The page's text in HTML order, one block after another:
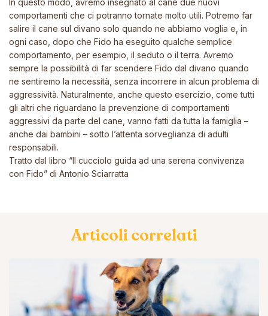
In questo modo, avremo insegnato al cane due nuovi
comportamenti che ci potranno tornate molto utili. Potremo far
salire il cane sul divano solo quando ne abbiamo voglia e, in
ogni caso, dopo che Fido ha eseguito qualche semplice
comportamento, per esempio, il seduto o il terra. Avremo
sempre la possibilità di far scendere Fido dal divano quando
ne sentiremo la necessità, senza incorrere in alcun problema di
aggressività. Naturalmente, anche questo esercizio, come tutti
gli altri che riguardano la prevenzione di comportamenti
aggressivi da parte del cane, vanno fatti da tutta la famiglia –
anche dai bambini – sotto l’attenta sorveglianza di adulti
responsabili.
Tratto dal libro “Il cucciolo guida ad una serena convivenza
con Fido” di Antonio Sciarratta
Articoli correlati